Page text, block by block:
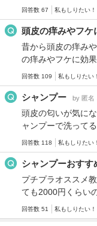
回答数 67 私もしりたい
頭皮の痒みやフケ
昔から頭皮の痒み
の痒みやフケに効
回答数 109 私もしりたい
シャンプー by 匿名
頭皮の匂いが気に
ャンプーで洗って
回答数 118 私もしりたい
シャンプーおすす
プチプラオススメ
ても2000円くらい
回答数 51 私もしりたい！